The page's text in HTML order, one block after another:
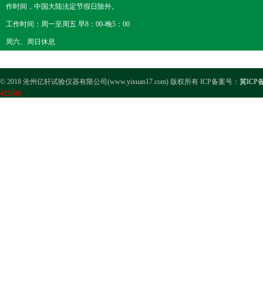
作时间，中国大陆法定节假日除外。
工作时间：周一至周五 早8：00-晚5：00
周六、周日休息
© 2018 沧州亿轩试验仪器有限公司(www.yixuan17.com) 版权所有 ICP备案号： 冀ICP
425086